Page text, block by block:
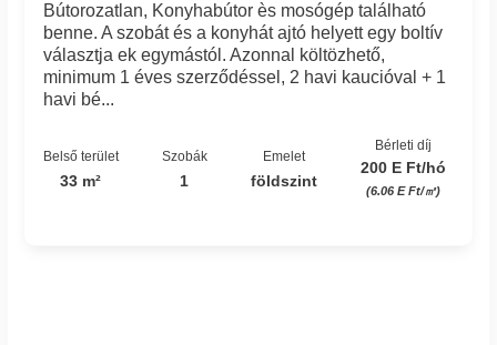
Bútorozatlan, Konyhabútor ès mosógép található
benne. A szobát és a konyhát ajtó helyett egy boltív
választja ek egymástól. Azonnal költözhető,
minimum 1 éves szerződéssel, 2 havi kaucióval + 1
havi bé...
Belső terület
33 m²
Szobák
1
Emelet
földszint
Bérleti díj
200 E Ft/hó
(6.06 E Ft/㎡)